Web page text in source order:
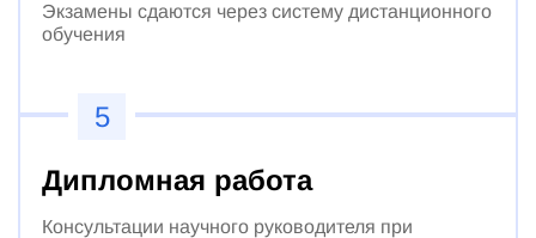
Экзамены сдаются через систему дистанционного
обучения
5
Дипломная работа
Консультации научного руководителя при